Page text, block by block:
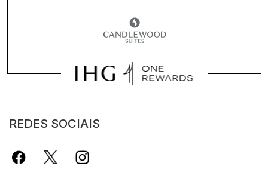
REDES SOCIAIS